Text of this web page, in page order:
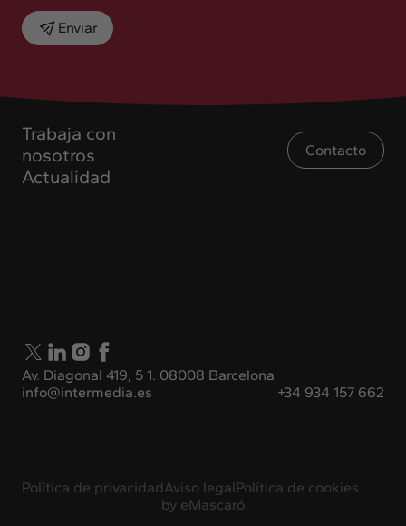
Trabaja con
nosotros
Actualidad
Contacto
Av. Diagonal 419, 5 1. 08008 Barcelona
info@intermedia.es
+34 934 157 662
Enviar
Política de privacidadAviso legalPolítica de cookies
by eMascaró